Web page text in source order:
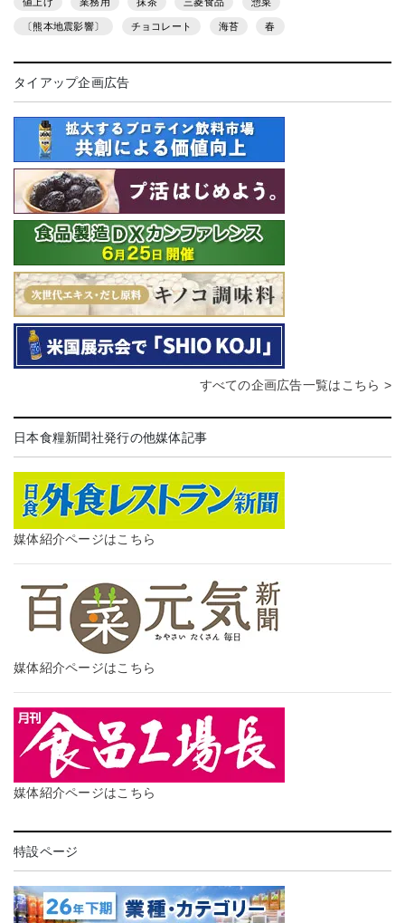
〔熊本地震影響〕 チョコレート 海苔 春
タイアップ企画広告
すべての企画広告一覧はこちら >
日本食糧新聞社発行の他媒体記事
媒体紹介ページはこちら
媒体紹介ページはこちら
媒体紹介ページはこちら
特設ページ